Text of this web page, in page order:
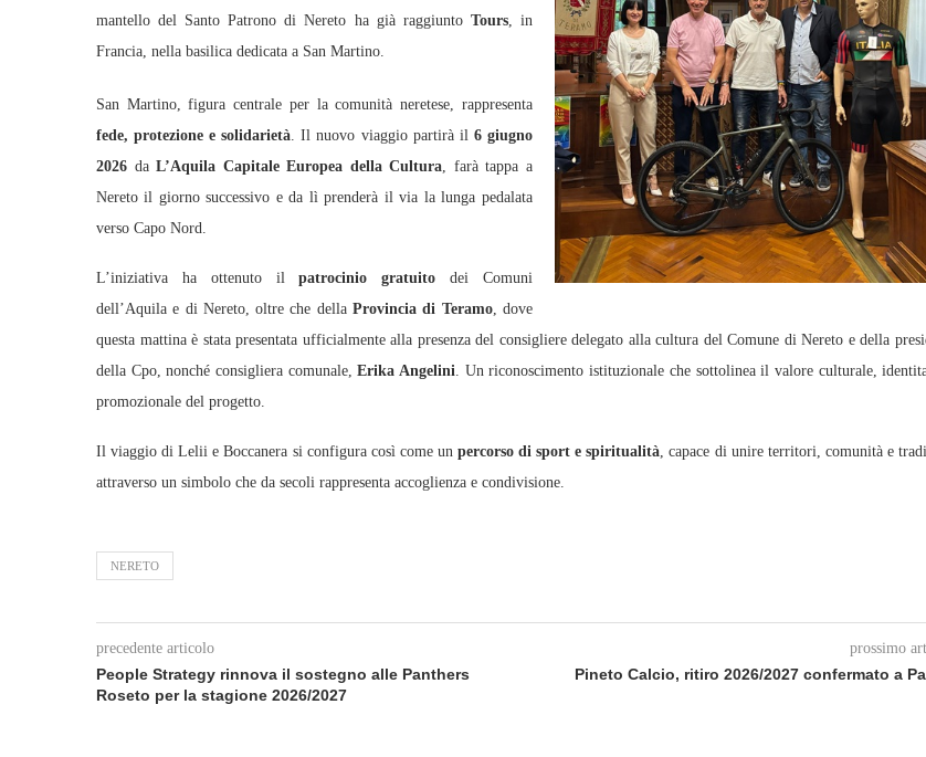
mantello del Santo Patrono di Nereto ha già raggiunto Tours, in
Francia, nella basilica dedicata a San Martino.
San Martino, figura centrale per la comunità neretese, rappresenta
fede, protezione e solidarietà. Il nuovo viaggio partirà il 6 giugno
2026 daL’Aquila Capitale Europea della Cultura, farà tappa a
Nereto il giorno successivo e da lì prenderà il via la lunga pedalata
verso Capo Nord.
L’iniziativa ha ottenuto ilpatrocinio gratuito dei Comuni
dell’Aquila e di Nereto, oltre che dellaProvincia di Teramo, dove
questa mattina è stata presentata ufficialmente alla presenza del consigliere delegato alla cultura del Comune di Nereto e della
della Cpo, nonché consigliera comunale,Erika Angelini. Un riconoscimento istituzionale che sottolinea il valore culturale,
promozionale del progetto.
Il viaggio di Lelii e Boccanera si configura così come un percorso di sport e spiritualità, capace di unire territori, comunità e
attraverso un simbolo che da secoli rappresenta accoglienza e condivisione.
NERETO
precedente articolo
People Strategy rinnova il sostegno alle Panthers
Roseto per la stagione 2026/2027
prossimo
Pineto Calcio, ritiro 2026/2027 confermato a